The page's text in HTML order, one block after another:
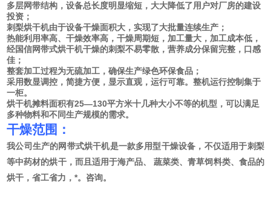
多层网带结构，设备总长度明显缩短，大大降低了用户对厂房的建设
投资；
刺梨烘干机由于设备干燥面积大，实现了大批量连续生产；
热能利用率高、干燥效率高，干燥周期短，加工量大，加工成本低，
经国信网带式烘干机干燥的刺梨不易零散，营养成分保留完整，口感
佳；
整套加工过程为无硫加工，确保生产绿色环保食品；
采用数显调控，简捷方便，显示直观，运行可靠。整机运行控制集于
一柜。
烘干机摊料面积有25—130平方米十几种大小不等的机型，可以满足
多种物料和不同生产规模的需求。
干燥范围：
我公司生产的网带式烘干机是一款多用型干燥设备，不仅适用于刺梨
等中药材的烘干，而且适用于海产品、 蔬菜类、青草饲料类、食品的
烘干，省工省力，*。咨询。